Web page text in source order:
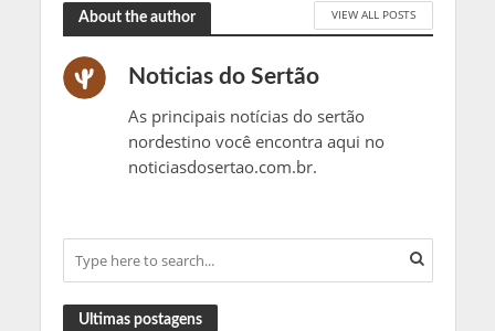
About the author VIEW ALL POSTS
Noticias do Sertão
As principais notícias do sertão
nordestino você encontra aqui no
noticiasdosertao.com.br.
Ultimas postagens